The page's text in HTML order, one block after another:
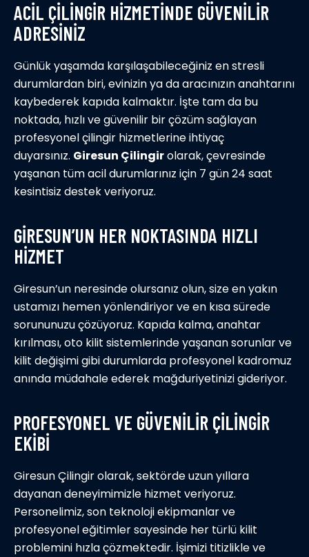
ACIL ÇILINGIR HIZMETINDE GÜVENILIR
ADRESINIZ
Günlük yaşamda karşılaşabileceğiniz en stresli
durumlardan biri, evinizin ya da aracınızın anahtarını
kaybederek kapıda kalmaktır. İşte tam da bu
noktada, hızlı ve güvenilir bir çözüm sağlayan
profesyonel çilingir hizmetlerine ihtiyaç
duyarsınız. Giresun Çilingirolarak, çevresinde
yaşanan tüm acil durumlarınız için 7 gün 24 saat
kesintisiz destek veriyoruz.
GIRESUN’UN HER NOKTASINDA HIZLI
HIZMET
Giresun’un neresinde olursanız olun, size en yakın
ustamızı hemen yönlendiriyor ve en kısa sürede
sorununuzu çözüyoruz. Kapıda kalma, anahtar
kırılması, oto kilit sistemlerinde yaşanan sorunlar ve
kilit değişimi gibi durumlarda profesyonel kadromuz
anında müdahale ederek mağduriyetinizi gideriyor.
PROFESYONEL VE GÜVENILIR ÇILINGIR
EKIBI
Giresun Çilingir olarak, sektörde uzun yıllara
dayanan deneyimimizle hizmet veriyoruz.
Personelimiz, son teknoloji ekipmanlar ve
profesyonel eğitimler sayesinde her türlü kilit
problemini hızla çözmektedir. İşimizi titizlikle ve